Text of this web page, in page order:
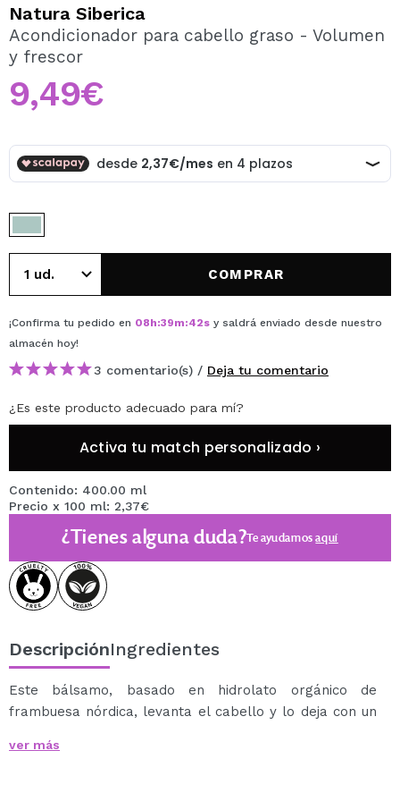
Al crear una cuenta en Maquillalia.com podrás realizar
tus compras rápidamente, revisar el estado de tus
Natura Siberica
Acondicionador para cabello graso - Volumen
y frescor
9,49€
COMPRAR
¡Confirma tu pedido en 08h:39m:42s y saldrá enviado desde nuestro
almacén hoy!
3 comentario(s) / Deja tu comentario
¿Es este producto adecuado para mí?
Activa tu match personalizado ›
Contenido: 400.00 ml
Precio x 100 ml: 2,37€
¿Tienes alguna duda?Te ayudamosaquí
DescripciónIngredientes
Este bálsamo, basado en hidrolato orgánico de
frambuesa nórdica, levanta el cabello y lo deja con un
La frambuesa nórdica es varias veces más rica en
ver más